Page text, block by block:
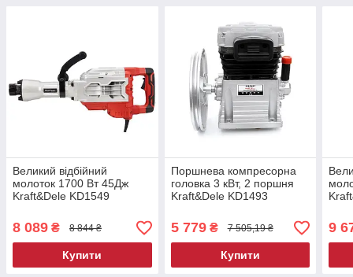
Великий відбійний
молоток 1700 Вт 45Дж
Kraft&Dele KD1549
молотки
8 089 ₴ 8 844 ₴
Купити
Поршнева компресорна
головка 3 кВт, 2 поршня
Kraft&Dele KD1493
5 779₴ 7 505,19 ₴
Купити
9